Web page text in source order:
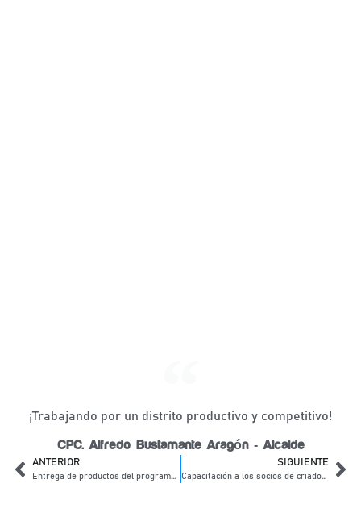
¡Trabajando por un distrito productivo y competitivo!
CPC. Alfredo Bustamante Aragón - Alcalde
ANTERIOR
Entrega de productos del programa de vaso de leche y sangrecita a los 18 comités.
SIGUIENTE
Capacitación a los socios de criadores de trucha